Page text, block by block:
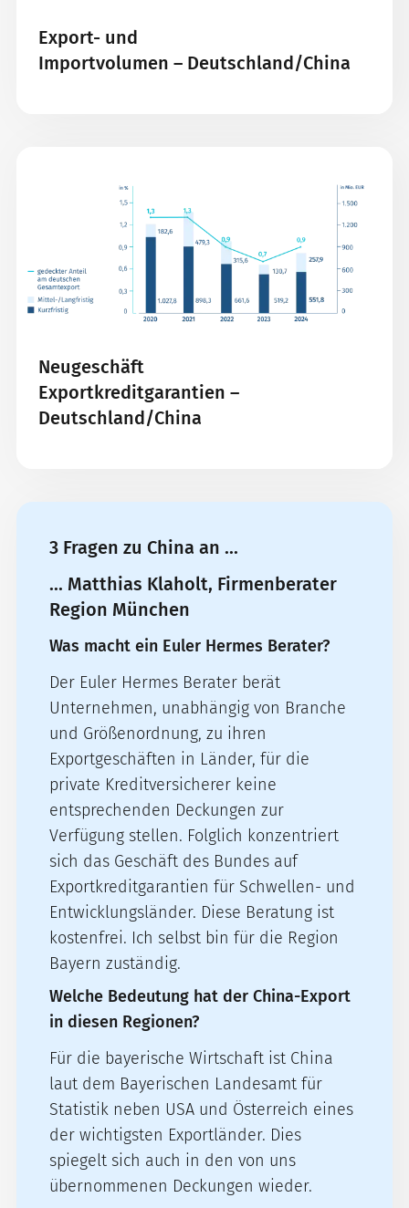
Export- und
Importvolumen – Deutschland/China
Neugeschäft
Exportkreditgarantien –
Deutschland/China
3 Fragen zu China an ...
... Matthias Klaholt, Firmenberater
Region München
Was macht ein Euler Hermes Berater?
Der Euler Hermes Berater berät
Unternehmen, unabhängig von Branche
und Größenordnung, zu ihren
Exportgeschäften in Länder, für die
private Kreditversicherer keine
entsprechenden Deckungen zur
Verfügung stellen. Folglich konzentriert
sich das Geschäft des Bundes auf
Exportkreditgarantien für Schwellen- und
Entwicklungsländer. Diese Beratung ist
kostenfrei. Ich selbst bin für die Region
Bayern zuständig.
Welche Bedeutung hat der China-Export
in diesen Regionen?
Für die bayerische Wirtschaft ist China
laut dem Bayerischen Landesamt für
Statistik neben USA und Österreich eines
der wichtigsten Exportländer. Dies
spiegelt sich auch in den von uns
übernommenen Deckungen wieder.